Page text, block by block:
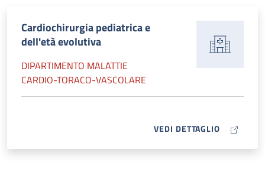
Cardiochirurgia pediatrica e
dell'età evolutiva
DIPARTIMENTO MALATTIE
CARDIO-TORACO-VASCOLARE
VEDI DETTAGLIO MAP ICON